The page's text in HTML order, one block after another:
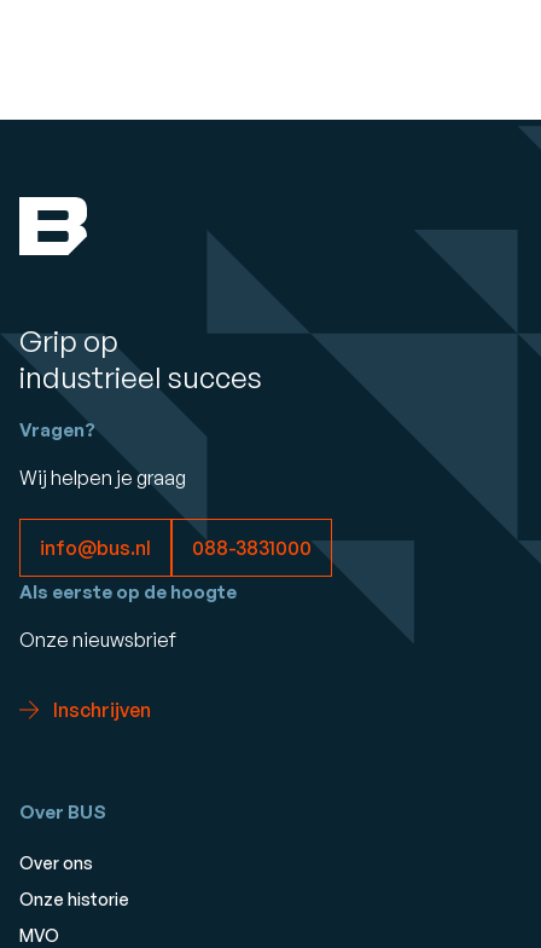
Grip op
industrieel succes
Vragen?
Wij helpen je graag
info@bus.nl 088-3831000
Als eerste op de hoogte
Onze nieuwsbrief
Inschrijven
Over BUS
Over ons
Onze historie
MVO